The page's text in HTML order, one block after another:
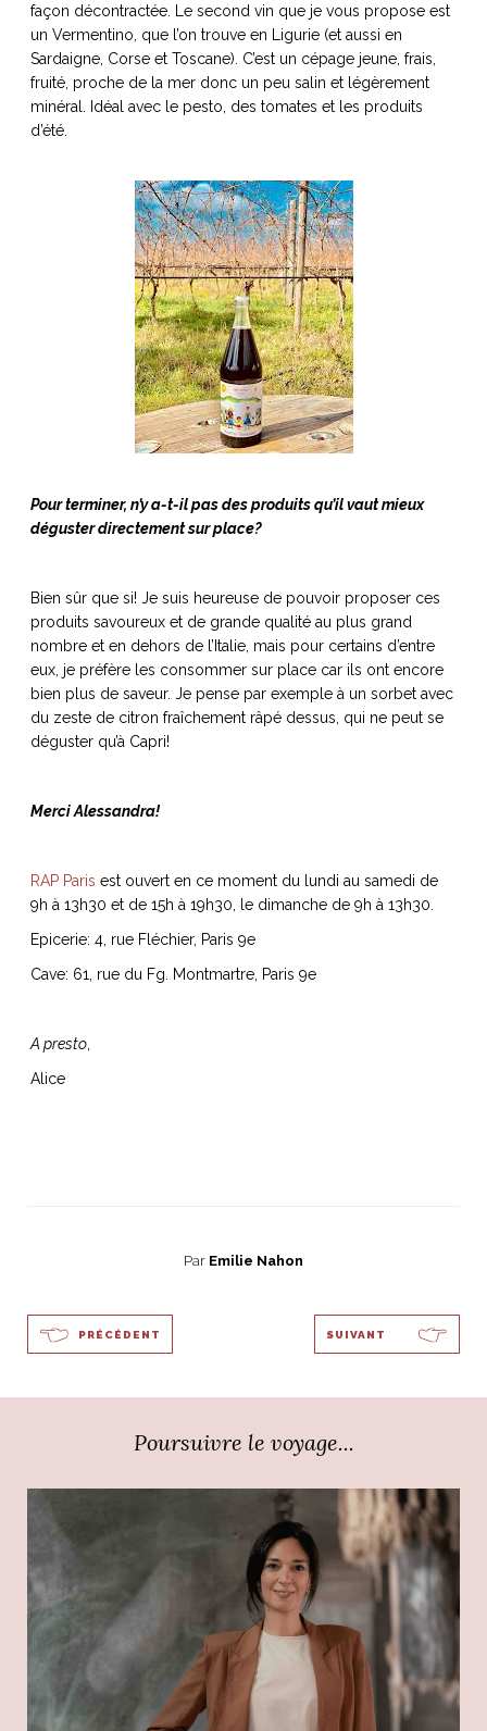
façon décontractée. Le second vin que je vous propose est
un Vermentino, que l’on trouve en Ligurie (et aussi en
Sardaigne, Corse et Toscane). C’est un cépage jeune, frais,
fruité, proche de la mer donc un peu salin et légèrement
minéral. Idéal avec le pesto, des tomates et les produits
d’été.
Pour terminer, n’y a-t-il pas des produits qu’il vaut mieux
déguster directement sur place?
Bien sûr que si! Je suis heureuse de pouvoir proposer ces
produits savoureux et de grande qualité au plus grand
nombre et en dehors de l’Italie, mais pour certains d’entre
eux, je préfère les consommer sur place car ils ont encore
bien plus de saveur. Je pense par exemple à un sorbet avec
du zeste de citron fraîchement râpé dessus, qui ne peut se
déguster qu’à Capri!
Merci Alessandra!
RAP Paris est ouvert en ce moment du lundi au samedi de
9h à 13h30 et de 15h à 19h30, le dimanche de 9h à 13h30.
Epicerie: 4, rue Fléchier, Paris 9e
Cave: 61, rue du Fg. Montmartre, Paris 9e
A presto,
Alice
Par Emilie Nahon
PRÉCÉDENT SUIVANT
Poursuivre le voyage...